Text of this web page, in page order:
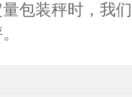
包装秤时，我